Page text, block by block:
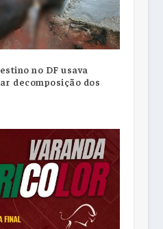
no DF usava
decomposição dos